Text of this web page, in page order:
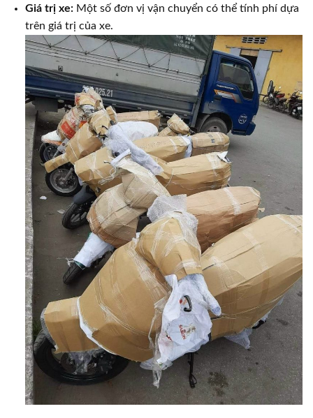
Giá trị xe: Một số đơn vị vận chuyển có thể tính phí dựa
trên giá trị của xe.